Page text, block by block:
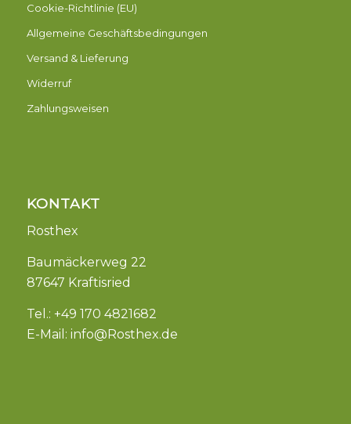
Cookie-Richtlinie (EU)
Allgemeine Geschäftsbedingungen
Versand & Lieferung
Widerruf
Zahlungsweisen
KONTAKT
Rosthex
Baumäckerweg 22
87647 Kraftisried
Tel.: +49 170 4821682
E-Mail: info@Rosthex.de